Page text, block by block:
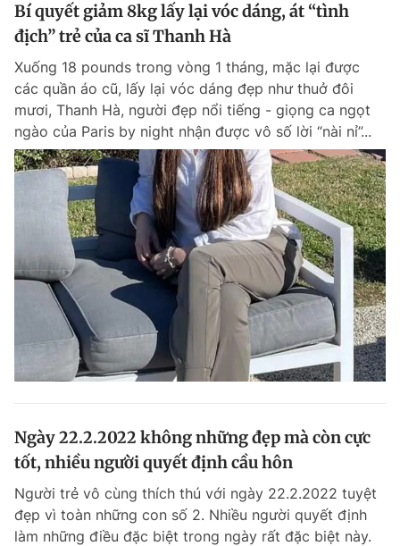
Đọc Thanh Niên trên điện thoại
Theo dõi báo trên
Hotline
0906 645 777
Liên hệ quảng cáo
0908 780 404
Đặt báo Quảng cáo Tòa soạn Chính sách bảo
Tổng biên tập: Nguyễn Ngọc Toàn
Tổng thư ký tòa soạn: Đức Trung
Giấy phép xuất bản số 110/GP - BTTTT cấp ngày 24.3.2020
© 2003-2026 Bản quyền thuộc về Báo Thanh Niên. Cấm sao chép
dưới mọi hình thức nếu không có sự chấp thuận bằng văn bản.
Phát triển bởi ePi Technologies, JSC.
Bí quyết giảm 8kg lấy lại vóc dáng, át “tình
địch” trẻ của ca sĩ Thanh Hà
Xuống 18 pounds trong vòng 1 tháng, mặc lại được
các quần áo cũ, lấy lại vóc dáng đẹp như thuở đôi
mươi, Thanh Hà, người đẹp nổi tiếng - giọng ca ngọt
ngào của Paris by night nhận được vô số lời “nài nỉ”...
Ngày 22.2.2022 không những đẹp mà còn cực
tốt, nhiều người quyết định cầu hôn
Người trẻ vô cùng thích thú với ngày 22.2.2022 tuyệt
đẹp vì toàn những con số 2. Nhiều người quyết định
làm những điều đặc biệt trong ngày rất đặc biệt này.